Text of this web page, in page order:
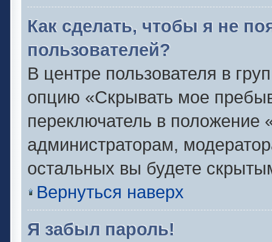
Как сделать, чтобы я не
пользователей?
В центре пользователя в
опцию «Скрывать мое
переключатель в положение
администраторам,
остальных вы будете
Вернуться наверх
Я забыл пароль!